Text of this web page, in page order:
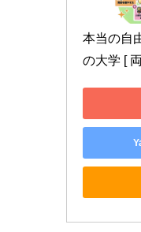
本当の自
の大学 [